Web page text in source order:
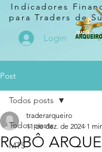
Indicadores
para Traders de
Login
Post
Todos posts
MT5
Todos posts
ROBÔ
traderarqueiro
11 de dez. de 2024 1